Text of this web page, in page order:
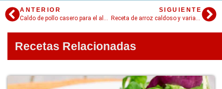
ANTERIOR
Caldo de pollo casero para el alma y el cuerpo
SIGUIENTE
Receta de arroz caldoso y varias ideas más
Recetas Relacionadas